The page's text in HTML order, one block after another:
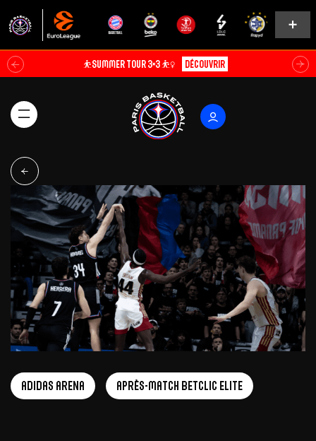
⛹️SUMMER TOUR 3×3 ⛹️‍♀️ Découvrir
adidas arena Après-Match Betclic ELITE